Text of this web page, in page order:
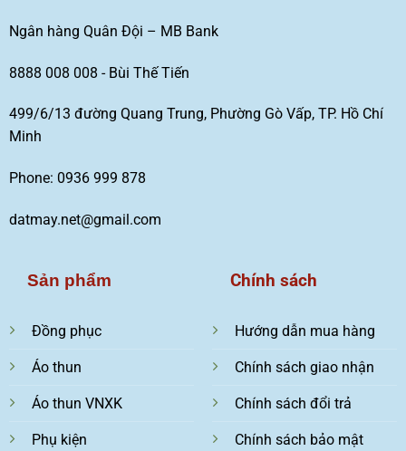
Ngân hàng Quân Đội – MB Bank
8888 008 008 - Bùi Thế Tiến
499/6/13 đường Quang Trung, Phường Gò Vấp, TP. Hồ Chí
Minh
Phone: 0936 999 878
datmay.net@gmail.com
Sản phẩm
Đồng phục
Áo thun
Áo thun VNXK
Phụ kiện
Chính sách
Hướng dẫn mua hàng
Chính sách giao nhận
Chính sách đổi trả
Chính sách bảo mật